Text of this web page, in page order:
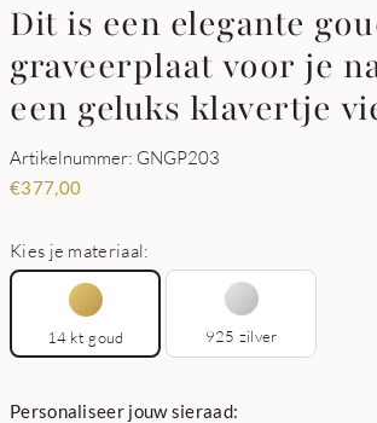
Dit is een elegante
graveerplaat voor je
een geluks klavertje
Artikelnummer: GNGP203
€377,00
Kies je materiaal:
14 kt goud 925 zilver
Personaliseer jouw sieraad: